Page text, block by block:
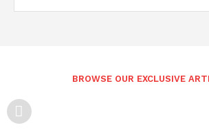
BROWSE OUR EXCLUSIVE